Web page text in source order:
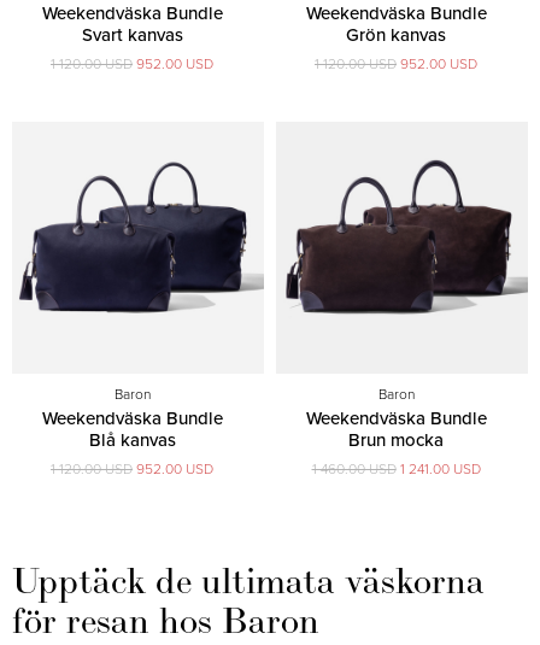
Weekendväska Bundle
Svart kanvas
1 120.00 USD 952.00 USD
Weekendväska Bundle
Grön kanvas
1 120.00 USD 952.00 USD
Baron
Weekendväska Bundle
Blå kanvas
1 120.00 USD 952.00 USD
Baron
Weekendväska Bundle
Brun mocka
1 460.00 USD 1 241.00 USD
Upptäck de ultimata väskorna
för resan hos Baron